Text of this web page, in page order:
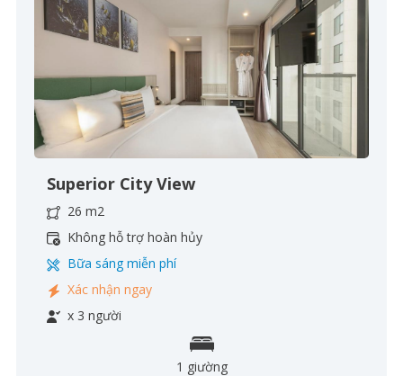
Superior City View
26 m2
Không hỗ trợ hoàn hủy
Bữa sáng miễn phí
Xác nhận ngay
x 3 người
1 giường